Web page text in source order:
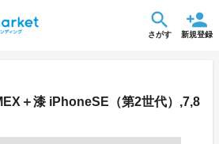
さがす 新規登録
＋漆 iPhoneSE（第2世代）,7,8